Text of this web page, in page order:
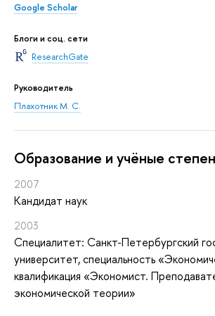
Google Scholar
Блоги и соц. сети
ResearchGate
Руководитель
Плахотник М. С.
Oбразование и учёные
2007
Кандидат наук
2003
Специалитет: Санкт-Петербургский
университет, специальность
квалификация «Экономист.
экономической теории»